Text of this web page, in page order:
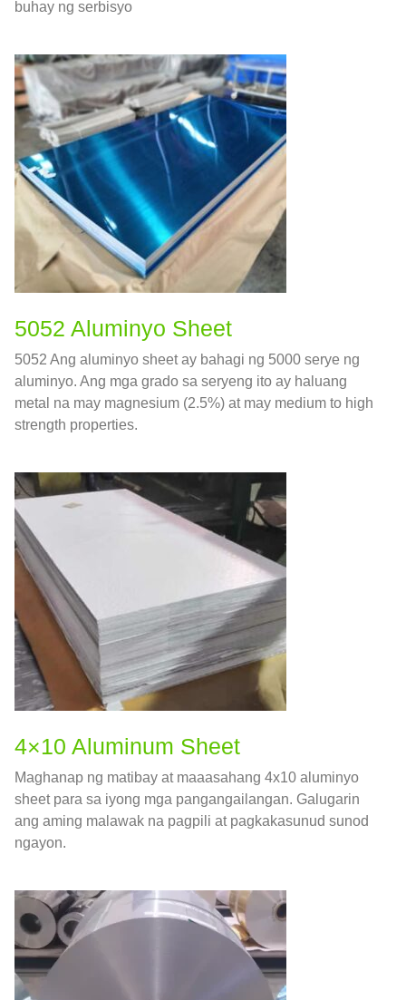
buhay ng serbisyo
5052 Aluminyo Sheet
5052 Ang aluminyo sheet ay bahagi ng 5000 serye ng
aluminyo. Ang mga grado sa seryeng ito ay haluang
metal na may magnesium (2.5%) at may medium to high
strength properties.
4×10 Aluminum Sheet
Maghanap ng matibay at maaasahang 4x10 aluminyo
sheet para sa iyong mga pangangailangan. Galugarin
ang aming malawak na pagpili at pagkakasunud sunod
ngayon.